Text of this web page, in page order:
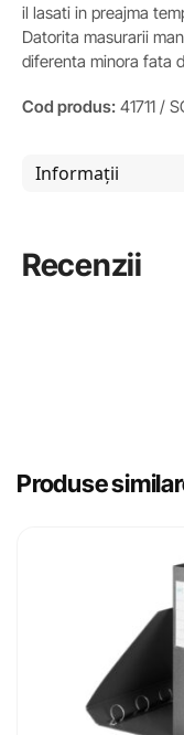
il lasati in preajma
Datorita masurarii
diferenta minora fata
Cod produs: 41711 /
Informații
Recenzii
Produse